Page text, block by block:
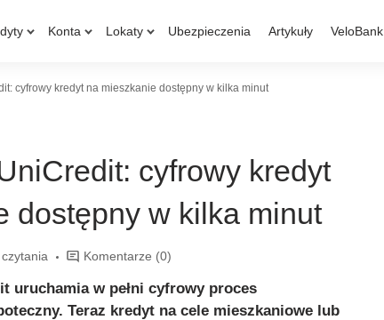
Konta Lokaty Ubezpieczenia Artykuły VeloBank
cyfrowy kredyt na mieszkanie dostępny w kilka minut
cyfrowy kredyt
dostępny w kilka minut
Komentarze (0)
uruchamia w pełni cyfrowy proces
Teraz kredyt na cele mieszkaniowe lub